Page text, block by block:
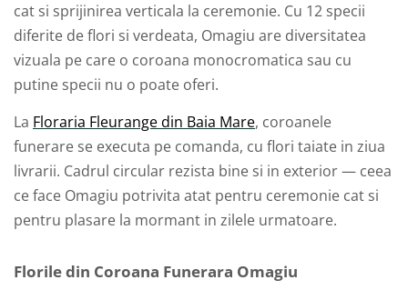
cat si sprijinirea verticala la ceremonie. Cu 12 specii
diferite de flori si verdeata, Omagiu are diversitatea
vizuala pe care o coroana monocromatica sau cu
putine specii nu o poate oferi.
La Floraria Fleurange din Baia Mare, coroanele
funerare se executa pe comanda, cu flori taiate in ziua
livrarii. Cadrul circular rezista bine si in exterior — ceea
ce face Omagiu potrivita atat pentru ceremonie cat si
pentru plasare la mormant in zilele urmatoare.
Florile din Coroana Funerara Omagiu